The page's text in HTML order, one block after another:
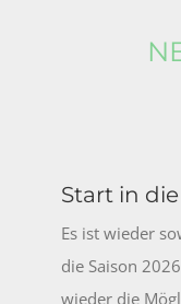
Start in
Es ist wieder
die Saison
wieder die